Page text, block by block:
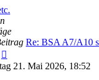
Re: BSA A7/A10
Beitrag
21. Mai 2026, 18:52